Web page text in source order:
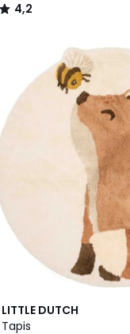
4,2
/
LITTLE DUTCH
Tapis